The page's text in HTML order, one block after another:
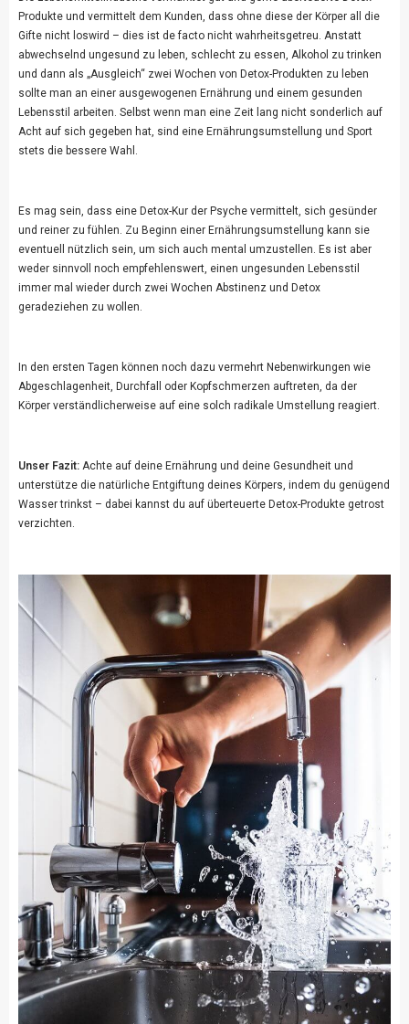
Produkte und vermittelt dem Kunden, dass ohne diese der Körper all die
Gifte nicht loswird – dies ist de facto nicht wahrheitsgetreu. Anstatt
abwechselnd ungesund zu leben, schlecht zu essen, Alkohol zu trinken
und dann als „Ausgleich“ zwei Wochen von Detox-Produkten zu leben
sollte man an einer ausgewogenen Ernährung und einem gesunden
Lebensstil arbeiten. Selbst wenn man eine Zeit lang nicht sonderlich auf
Acht auf sich gegeben hat, sind eine Ernährungsumstellung und Sport
stets die bessere Wahl.
Es mag sein, dass eine Detox-Kur der Psyche vermittelt, sich gesünder
und reiner zu fühlen. Zu Beginn einer Ernährungsumstellung kann sie
eventuell nützlich sein, um sich auch mental umzustellen. Es ist aber
weder sinnvoll noch empfehlenswert, einen ungesunden Lebensstil
immer mal wieder durch zwei Wochen Abstinenz und Detox
geradeziehen zu wollen.
In den ersten Tagen können noch dazu vermehrt Nebenwirkungen wie
Abgeschlagenheit, Durchfall oder Kopfschmerzen auftreten, da der
Körper verständlicherweise auf eine solch radikale Umstellung reagiert.
Unser Fazit: Achte auf deine Ernährung und deine Gesundheit und
unterstütze die natürliche Entgiftung deines Körpers, indem du genügend
Wasser trinkst – dabei kannst du auf überteuerte Detox-Produkte getrost
verzichten.